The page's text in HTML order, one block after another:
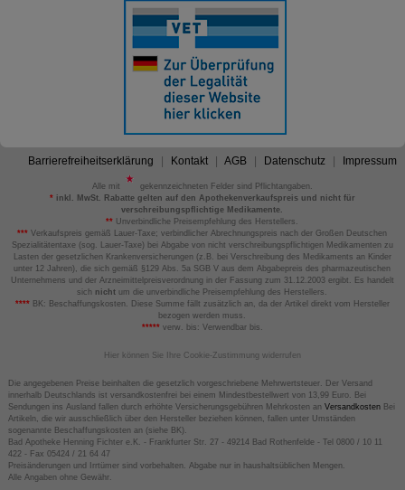
Barrierefreiheitserklärung Kontakt AGB Datenschutz Impressum
Alle mit
gekennzeichneten Felder sind Pflichtangaben.
*inkl. MwSt. Rabatte gelten auf den Apothekenverkaufspreis und nicht für
verschreibungspflichtige Medikamente.
** Unverbindliche Preisempfehlung des Herstellers.
*** Verkaufspreis gemäß Lauer-Taxe; verbindlicher Abrechnungspreis nach der Großen Deutschen
Spezialitätentaxe (sog. Lauer-Taxe) bei Abgabe von nicht verschreibungspflichtigen Medikamenten zu
Lasten der gesetzlichen Krankenversicherungen (z.B. bei Verschreibung des Medikaments an Kinder
unter 12 Jahren), die sich gemäß §129 Abs. 5a SGB V aus dem Abgabepreis des pharmazeutischen
Unternehmens und der Arzneimittelpreisverordnung in der Fassung zum 31.12.2003 ergibt. Es handelt
sich nicht um die unverbindliche Preisempfehlung des Herstellers.
****BK: Beschaffungskosten. Diese Summe fällt zusätzlich an, da der Artikel direkt vom Hersteller
bezogen werden muss.
*****verw. bis: Verwendbar bis.
Hier können Sie Ihre Cookie-Zustimmung widerrufen
Die angegebenen Preise beinhalten die gesetzlich vorgeschriebene Mehrwertsteuer. Der Versand
innerhalb Deutschlands ist versandkostenfrei bei einem Mindestbestellwert von 13,99 Euro. Bei
Sendungen ins Ausland fallen durch erhöhte Versicherungsgebühren Mehrkosten an VersandkostenBei
Artikeln, die wir ausschließlich über den Hersteller beziehen können, fallen unter Umständen
sogenannte Beschaffungskosten an (siehe BK).
Bad Apotheke Henning Fichter e.K. - Frankfurter Str. 27 - 49214 Bad Rothenfelde - Tel 0800 / 10 11
422 - Fax 05424 / 21 64 47
Preisänderungen und Irrtümer sind vorbehalten. Abgabe nur in haushaltsüblichen Mengen.
Alle Angaben ohne Gewähr.